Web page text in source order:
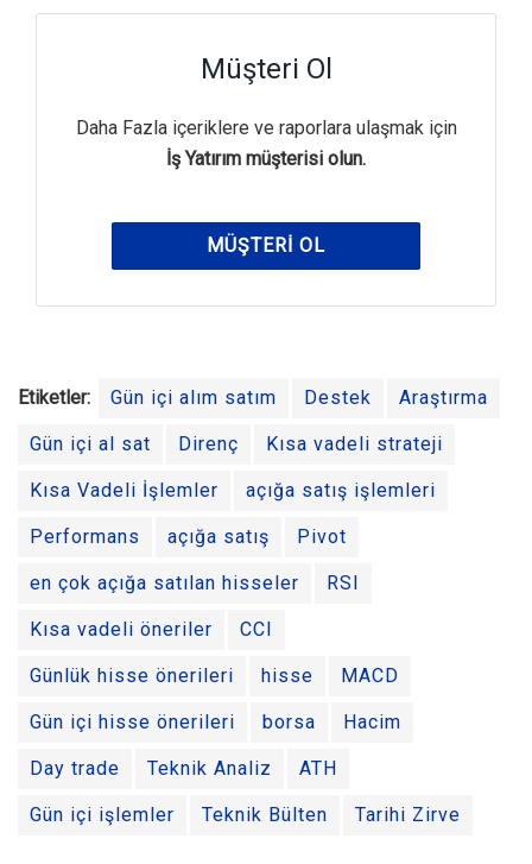
Müşteri Ol
Daha Fazla içeriklere ve raporlara ulaşmak için
İş Yatırım müşterisi olun.
MÜŞTERI OL
Etiketler: Gün içi alım satım Destek Araştırma
Gün içi al sat Direnç Kısa vadeli strateji
Kısa Vadeli İşlemler açığa satış işlemleri
Performans açığa satış Pivot
en çok açığa satılan hisseler RSI
Kısa vadeli öneriler CCI
Günlük hisse önerileri hisse MACD
Gün içi hisse önerileri borsa Hacim
Day trade Teknik Analiz ATH
Gün içi işlemler Teknik Bülten Tarihi Zirve